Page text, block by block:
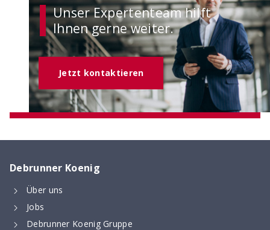
Unser Expertenteam hilft
Ihnen gerne weiter.
Jetzt kontaktieren
Debrunner Koenig
Über uns
Jobs
Debrunner Koenig Gruppe